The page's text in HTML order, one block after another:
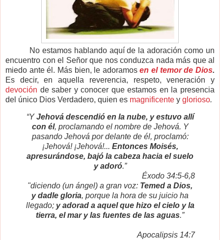
No estamos hablando aquí de la adoración como un
encuentro con el Señor que nos conduzca nada más que al
miedo ante él. Más bien, le adoramos en el temor de Dios.
Es decir, en aquella reverencia, respeto, veneración y
devoción de saber y conocer que estamos en la presencia
del único Dios Verdadero, quien es magnificente y glorioso.
“Y Jehová descendió en la nube, y estuvo allí
con él, proclamando el nombre de Jehová. Y
pasando Jehová por delante de él, proclamó:
¡Jehová! ¡Jehová!... Entonces Moisés,
apresurándose, bajó la cabeza hacia el suelo
y adoró.”
Éxodo 34:5-6,8
"diciendo (un ángel) a gran voz: Temed a Dios,
y dadle gloria, porque la hora de su juicio ha
llegado; y adorad a aquel que hizo el cielo y la
tierra, el mar y las fuentes de las aguas.”
Apocalipsis 14:7